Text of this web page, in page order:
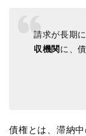
請求が長期
収機関 に、
債権とは、滞納